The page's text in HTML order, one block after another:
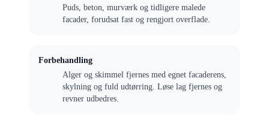
Puds, beton, murværk og tidligere malede
facader, forudsat fast og rengjort overflade.
Forbehandling
Alger og skimmel fjernes med egnet facaderens,
skylning og fuld udtørring. Løse lag fjernes og
revner udbedres.